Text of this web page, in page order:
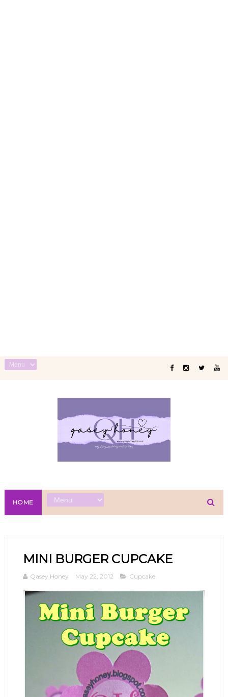
HOME
MINI BURGER CUPCAKE
Qasey Honey May 22, 2012 Cupcake